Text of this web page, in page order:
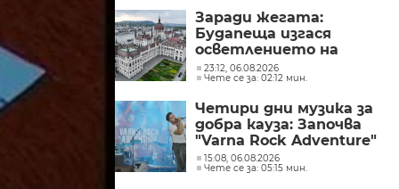
Заради жегата:
Будапеща изгася
осветлението на
историческите си
забележителности, за
23:12, 06.08.2026
Чете се за: 02:12 мин.
Четири дни музика за
добра кауза: Започва
"Varna Rock Adventure"
15:08, 06.08.2026
Чете се за: 05:15 мин.